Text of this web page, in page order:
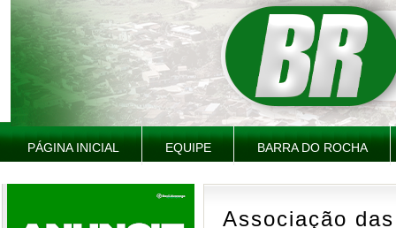
PÁGINA INICIAL EQUIPE BARRA DO ROCHA
Associação